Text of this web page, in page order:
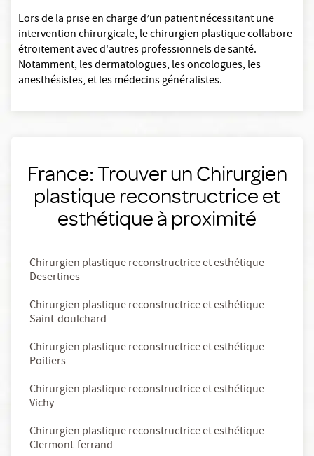
Lors de la prise en charge d’un patient nécessitant une
intervention chirurgicale, le chirurgien plastique collabore
étroitement avec d'autres professionnels de santé.
Notamment, les dermatologues, les oncologues, les
anesthésistes, et les médecins généralistes.
France: Trouver un Chirurgien
plastique reconstructrice et
esthétique à proximité
Chirurgien plastique reconstructrice et esthétique
Desertines
Chirurgien plastique reconstructrice et esthétique
Saint-doulchard
Chirurgien plastique reconstructrice et esthétique
Poitiers
Chirurgien plastique reconstructrice et esthétique
Vichy
Chirurgien plastique reconstructrice et esthétique
Clermont-ferrand